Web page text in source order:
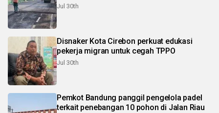
Jul 30th
Disnaker Kota Cirebon perkuat edukasi
pekerja migran untuk cegah TPPO
Jul 30th
Pemkot Bandung panggil pengelola padel
terkait penebangan 10 pohon di Jalan Riau